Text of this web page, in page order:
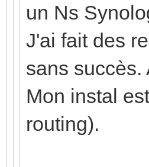
un Ns
J'ai fait des
sans succès.
Mon instal
routing).